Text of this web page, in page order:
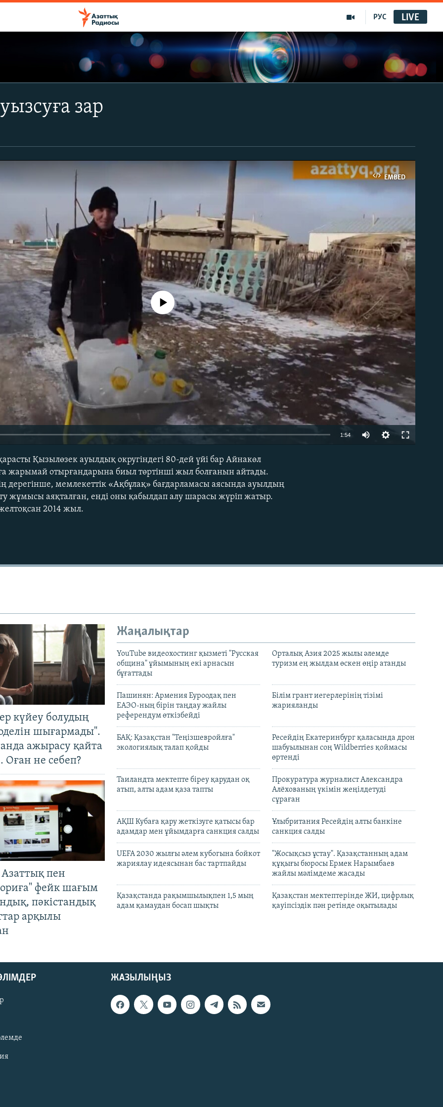
РУС LIVE
зар
EMBED
No media source currently available
1:54
Қызылөзек ауылдық округіндегі 80-дей үйі бар Айнакөл
жарымай отырғандарына биыл төртінші жыл болғанын айтады.
дерегінше, мемлекеттік «Ақбұлақ» бағдарламасы аясында ауылдың
жұмысы аяқталған, енді оны қабылдап алу шарасы жүріп жатыр.
2014 жыл.
күйеу болудың
шығармады".
ажырасу қайта
Оған не себеп?
Азаттық пен
фейк шағым
пәкістандық
арқылы
Жаңалықтар
YouTube видеохостинг қызметі "Русская
община" ұйымының екі арнасын
бұғаттады
Орталық Азия 2025 жылы әлемде
туризм ең жылдам өскен өңір атанды
Пашинян: Армения Еуроодақ пен
ЕАЭО-ның бірін таңдау жайлы
референдум өткізбейді
Білім грант иегерлерінің тізімі
жарияланды
БАҚ: Қазақстан "Теңізшевройлға"
экологиялық талап қойды
Ресейдің Екатеринбург қаласында дрон
шабуылынан соң Wildberries қоймасы
өртенді
Таиландта мектепте біреу қарудан оқ
атып, алты адам қаза тапты
Прокуратура журналист Александра
Алёхованың үкімін жеңілдетуді
сұраған
АҚШ Кубаға қару жеткізуге қатысы бар
адамдар мен ұйымдарға санкция салды
Ұлыбритания Ресейдің алты банкіне
санкция салды
UEFA 2030 жылғы әлем кубогына бойкот
жариялау идеясынан бас тартпайды
"Жосықсыз ұстау". Қазақстанның адам
құқығы бюросы Ермек Нарымбаев
жайлы мәлімдеме жасады
Қазақстанда рақымшылықпен 1,5 мың
адам қамаудан босап шықты
Қазақстан мектептерінде ЖИ, цифрлық
қауіпсіздік пән ретінде оқытылады
ЖАЗЫЛЫҢЫЗ